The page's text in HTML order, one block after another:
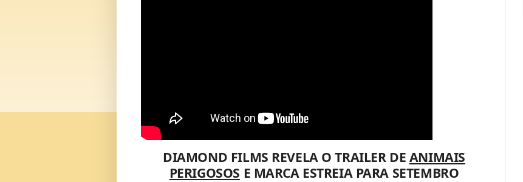
DIAMOND FILMS REVELA O TRAILER DE ANIMAIS
PERIGOSOS E MARCA ESTREIA PARA SETEMBRO